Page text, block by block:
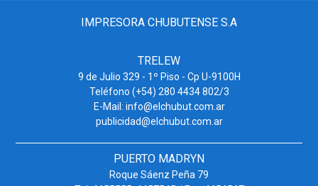
IMPRESORA CHUBUTENSE S.A
TRELEW
9 de Julio 329 - 1º Piso - Cp U-9100H
Teléfono (+54) 280 4434 802/3
E-Mail: info@elchubut.com.ar
publicidad@elchubut.com.ar
PUERTO MADRYN
Roque Sáenz Peña 79